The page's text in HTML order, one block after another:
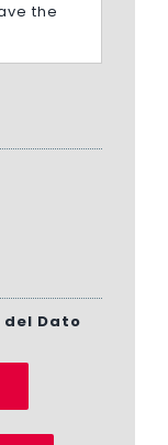
the
del Dato